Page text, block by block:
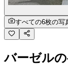
すべての6枚の写
バーゼル